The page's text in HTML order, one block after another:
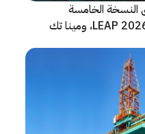
النسخة الخامسة
والأضخم من مؤتمر LEAP 2026، ومينا تك